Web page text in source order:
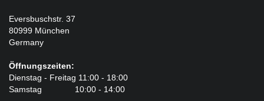
Eversbuschstr. 37
80999 München
Germany
Öffnungszeiten:
Dienstag - Freitag 11:00 - 18:00
Samstag 10:00 - 14:00